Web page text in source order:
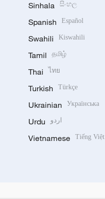
Sinhala සිංහල
Spanish Español
Swahili Kiswahili
Tamil தமிழ்
Thai ไทย
Turkish Türkçe
Ukrainian Українська
Urdu اردو
Vietnamese Tiếng Việt